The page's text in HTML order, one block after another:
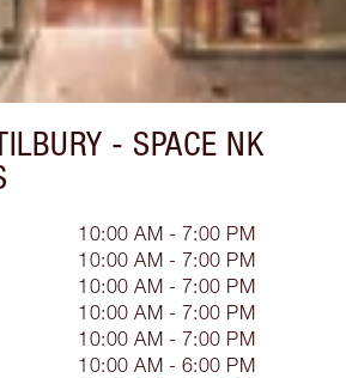
- SPACE NK
10:00 AM - 7:00 PM
10:00 AM - 7:00 PM
10:00 AM - 7:00 PM
10:00 AM - 7:00 PM
10:00 AM - 7:00 PM
10:00 AM - 6:00 PM